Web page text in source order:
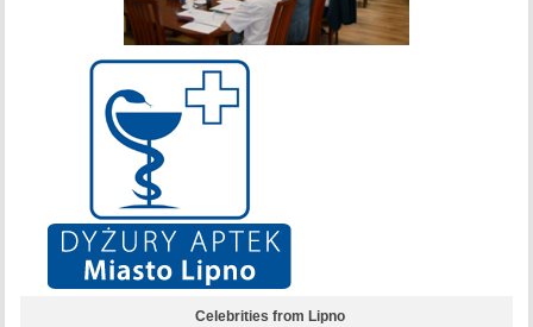
Celebrities from Lipno